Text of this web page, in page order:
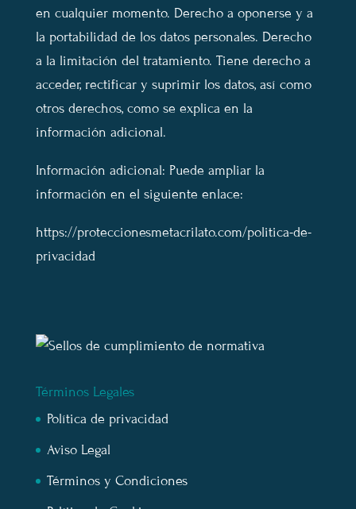
en cualquier momento. Derecho a oponerse y a
la portabilidad de los datos personales. Derecho
a la limitación del tratamiento. Tiene derecho a
acceder, rectificar y suprimir los datos, así como
otros derechos, como se explica en la
información adicional.
Información adicional: Puede ampliar la
información en el siguiente enlace:
https://proteccionesmetacrilato.com/politica-de-
privacidad
Términos Legales
Política de privacidad
Aviso Legal
Términos y Condiciones